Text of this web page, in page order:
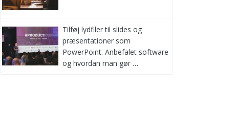
Tilføj lydfiler til slides og
præsentationer som
PowerPoint. Anbefalet software
og hvordan man gør …